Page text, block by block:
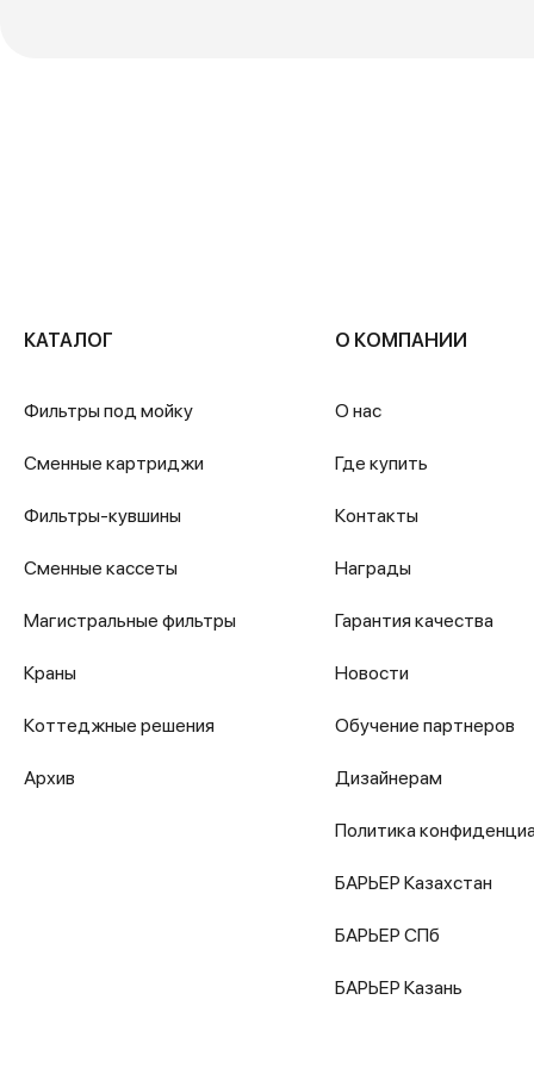
КАТАЛОГ
Фильтры под мойку
Сменные картриджи
Фильтры-кувшины
Сменные кассеты
Магистральные фильтры
Краны
Коттеджные решения
Архив
О КОМПАНИИ
О нас
Где купить
Контакты
Награды
Гарантия качества
Новости
Обучение партнеров
Дизайнерам
Политика
БАРЬЕР Казахстан
БАРЬЕР СПб
БАРЬЕР Казань